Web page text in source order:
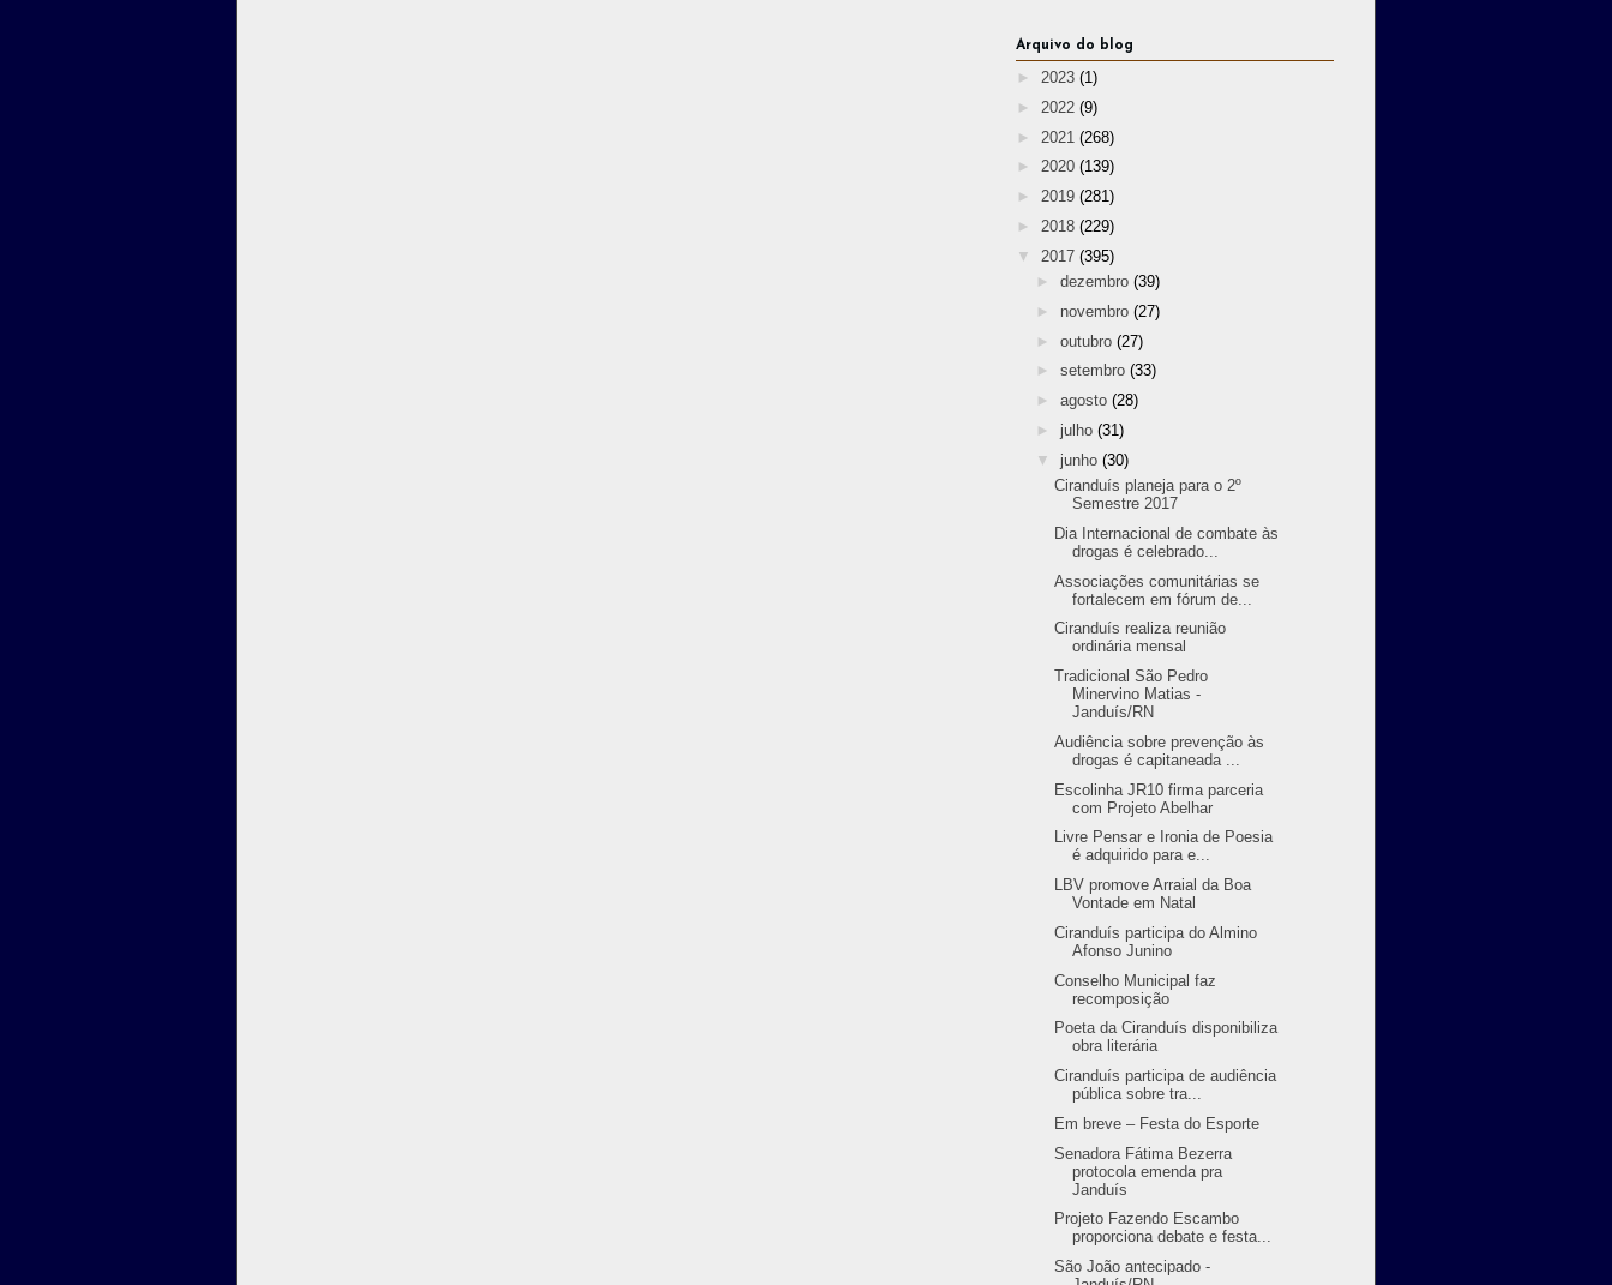
Arquivo do blog
► 2023 (1)
► 2022 (9)
► 2021 (268)
► 2020 (139)
► 2019 (281)
► 2018 (229)
▼ 2017 (395)
► dezembro (39)
► novembro (27)
► outubro (27)
► setembro (33)
► agosto (28)
► julho (31)
▼ junho (30)
Ciranduís planeja para o 2º
Semestre 2017
Dia Internacional de combate às
drogas é celebrado...
Associações comunitárias se
fortalecem em fórum de...
Ciranduís realiza reunião
ordinária mensal
Tradicional São Pedro
Minervino Matias -
Janduís/RN
Audiência sobre prevenção às
drogas é capitaneada ...
Escolinha JR10 firma parceria
com Projeto Abelhar
Livre Pensar e Ironia de Poesia
é adquirido para e...
LBV promove Arraial da Boa
Vontade em Natal
Ciranduís participa do Almino
Afonso Junino
Conselho Municipal faz
recomposição
Poeta da Ciranduís disponibiliza
obra literária
Ciranduís participa de audiência
pública sobre tra...
Em breve – Festa do Esporte
Senadora Fátima Bezerra
protocola emenda pra
Janduís
Projeto Fazendo Escambo
proporciona debate e festa...
São João antecipado -